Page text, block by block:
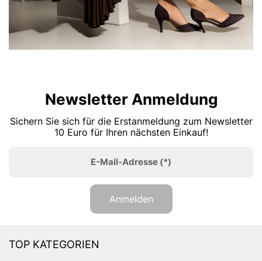
Newsletter Anmeldung
Sichern Sie sich für die Erstanmeldung zum Newsletter
10 Euro für Ihren nächsten Einkauf!
E-Mail-Adresse (*)
Anmelden
TOP KATEGORIEN